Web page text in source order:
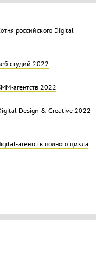
российского Digital
студий 2022
агентств 2022
Design & Creative 2022
агентств полного цикла